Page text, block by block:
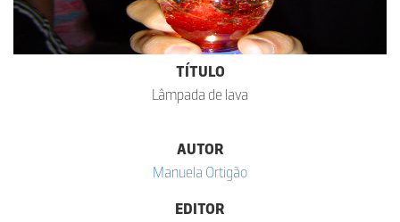
TÍTULO
Lâmpada de lava
AUTOR
Manuela Ortigão
EDITOR